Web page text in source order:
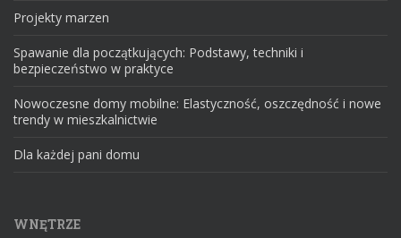
Projekty marzen
Spawanie dla początkujących: Podstawy, techniki i
bezpieczeństwo w praktyce
Nowoczesne domy mobilne: Elastyczność, oszczędność i nowe
trendy w mieszkalnictwie
Dla każdej pani domu
WNĘTRZE